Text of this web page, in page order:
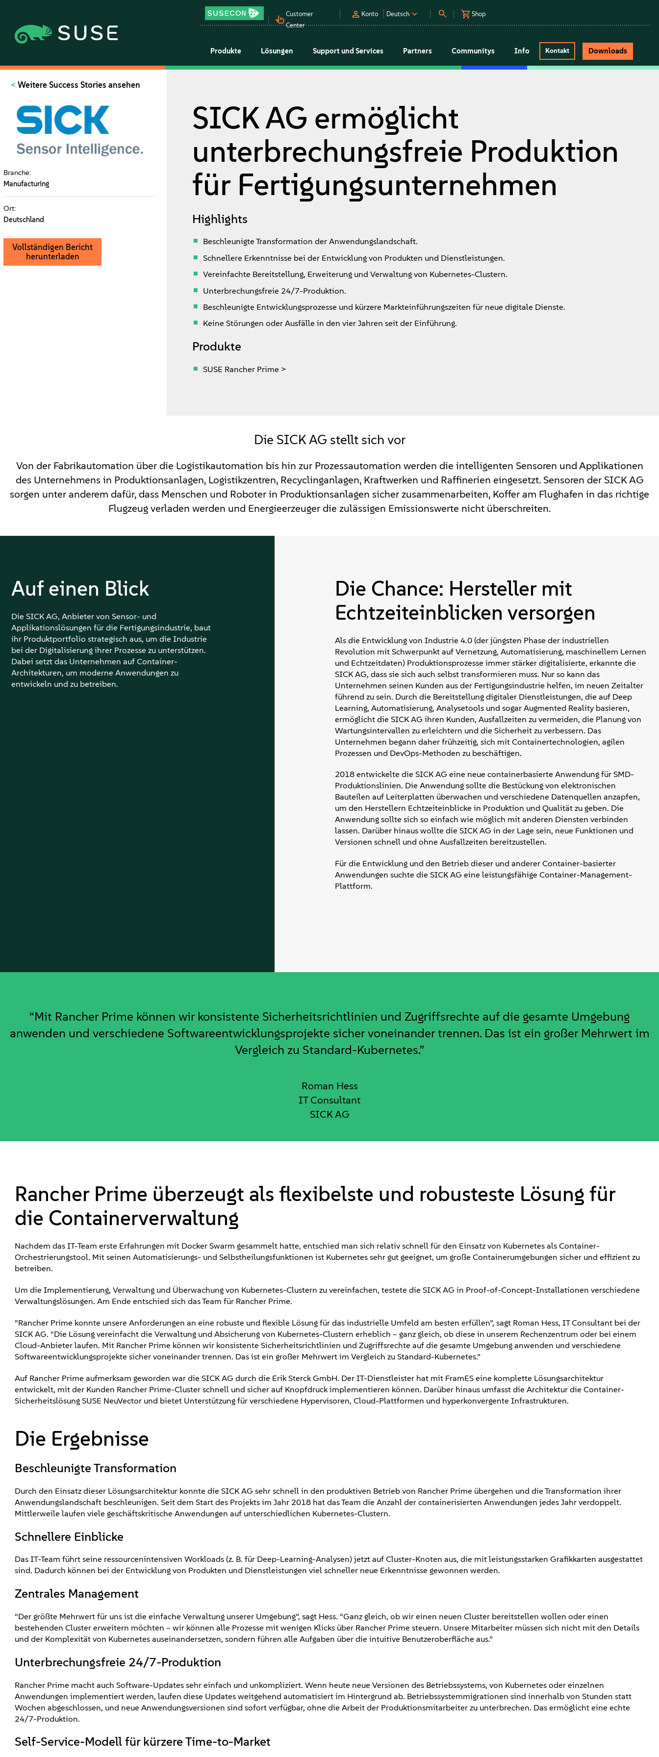
Customer
Center
Konto Deutsch Shop
Produkte Lösungen Support und Services Partners Communitys Info Kontakt Downloads
Weitere Success Stories ansehen
Branche:
Manufacturing
Ort:
Deutschland
Vollständigen Bericht
herunterladen
SICK AG ermöglicht
unterbrechungsfreie Produktion
für Fertigungsunternehmen
Highlights
Beschleunigte Transformation der Anwendungslandschaft.
Schnellere Erkenntnisse bei der Entwicklung von Produkten und Dienstleistungen.
Vereinfachte Bereitstellung, Erweiterung und Verwaltung von Kubernetes-Clustern.
Unterbrechungsfreie 24/7-Produktion.
Beschleunigte Entwicklungsprozesse und kürzere Markteinführungszeiten für neue digitale Dienste.
Keine Störungen oder Ausfälle in den vier Jahren seit der Einführung.
Produkte
SUSE Rancher Prime >
Die SICK AG stellt sich vor
Von der Fabrikautomation über die Logistikautomation bis hin zur Prozessautomation werden die intelligenten Sensoren und Applikationen
des Unternehmens in Produktionsanlagen, Logistikzentren, Recyclinganlagen, Kraftwerken und Raffinerien eingesetzt. Sensoren der SICK AG
sorgen unter anderem dafür, dass Menschen und Roboter in Produktionsanlagen sicher zusammenarbeiten, Koffer am Flughafen in das richtige
Flugzeug verladen werden und Energieerzeuger die zulässigen Emissionswerte nicht überschreiten.
Auf einen Blick
Die SICK AG, Anbieter von Sensor- und
Applikationslösungen für die Fertigungsindustrie, baut
ihr Produktportfolio strategisch aus, um die Industrie
bei der Digitalisierung ihrer Prozesse zu unterstützen.
Dabei setzt das Unternehmen auf Container-
Architekturen, um moderne Anwendungen zu
entwickeln und zu betreiben.
Die Chance: Hersteller mit
Echtzeiteinblicken versorgen
Als die Entwicklung von Industrie 4.0 (der jüngsten Phase der industriellen
Revolution mit Schwerpunkt auf Vernetzung, Automatisierung, maschinellem Lernen
und Echtzeitdaten) Produktionsprozesse immer stärker digitalisierte, erkannte die
SICK AG, dass sie sich auch selbst transformieren muss. Nur so kann das
Unternehmen seinen Kunden aus der Fertigungsindustrie helfen, im neuen Zeitalter
führend zu sein. Durch die Bereitstellung digitaler Dienstleistungen, die auf Deep
Learning, Automatisierung, Analysetools und sogar Augmented Reality basieren,
ermöglicht die SICK AG ihren Kunden, Ausfallzeiten zu vermeiden, die Planung von
Wartungsintervallen zu erleichtern und die Sicherheit zu verbessern. Das
Unternehmen begann daher frühzeitig, sich mit Containertechnologien, agilen
Prozessen und DevOps-Methoden zu beschäftigen.
2018 entwickelte die SICK AG eine neue containerbasierte Anwendung für SMD-
Produktionslinien. Die Anwendung sollte die Bestückung von elektronischen
Bauteilen auf Leiterplatten überwachen und verschiedene Datenquellen anzapfen,
um den Herstellern Echtzeiteinblicke in Produktion und Qualität zu geben. Die
Anwendung sollte sich so einfach wie möglich mit anderen Diensten verbinden
lassen. Darüber hinaus wollte die SICK AG in der Lage sein, neue Funktionen und
Versionen schnell und ohne Ausfallzeiten bereitzustellen.
Für die Entwicklung und den Betrieb dieser und anderer Container-basierter
Anwendungen suchte die SICK AG eine leistungsfähige Container-Management-
Plattform.
“Mit Rancher Prime können wir konsistente Sicherheitsrichtlinien und Zugriffsrechte auf die gesamte Umgebung
anwenden und verschiedene Softwareentwicklungsprojekte sicher voneinander trennen. Das ist ein großer Mehrwert im
Vergleich zu Standard-Kubernetes.”
Roman Hess
IT Consultant
SICK AG
Rancher Prime überzeugt als flexibelste und robusteste Lösung für
die Containerverwaltung
Nachdem das IT-Team erste Erfahrungen mit Docker Swarm gesammelt hatte, entschied man sich relativ schnell für den Einsatz von Kubernetes als Container-
Orchestrierungstool. Mit seinen Automatisierungs- und Selbstheilungsfunktionen ist Kubernetes sehr gut geeignet, um große Containerumgebungen sicher und effizient zu
betreiben.
Um die Implementierung, Verwaltung und Überwachung von Kubernetes-Clustern zu vereinfachen, testete die SICK AG in Proof-of-Concept-Installationen verschiedene
Verwaltungslösungen. Am Ende entschied sich das Team für Rancher Prime.
“Rancher Prime konnte unsere Anforderungen an eine robuste und flexible Lösung für das industrielle Umfeld am besten erfüllen”, sagt Roman Hess, IT Consultant bei der
SICK AG. “Die Lösung vereinfacht die Verwaltung und Absicherung von Kubernetes-Clustern erheblich – ganz gleich, ob diese in unserem Rechenzentrum oder bei einem
Cloud-Anbieter laufen. Mit Rancher Prime können wir konsistente Sicherheitsrichtlinien und Zugriffsrechte auf die gesamte Umgebung anwenden und verschiedene
Softwareentwicklungsprojekte sicher voneinander trennen. Das ist ein großer Mehrwert im Vergleich zu Standard-Kubernetes.”
Auf Rancher Prime aufmerksam geworden war die SICK AG durch die Erik Sterck GmbH. Der IT-Dienstleister hat mit FramES eine komplette Lösungsarchitektur
entwickelt, mit der Kunden Rancher Prime-Cluster schnell und sicher auf Knopfdruck implementieren können. Darüber hinaus umfasst die Architektur die Container-
Sicherheitslösung SUSE NeuVector und bietet Unterstützung für verschiedene Hypervisoren, Cloud-Plattformen und hyperkonvergente Infrastrukturen.
Die Ergebnisse
Beschleunigte Transformation
Durch den Einsatz dieser Lösungsarchitektur konnte die SICK AG sehr schnell in den produktiven Betrieb von Rancher Prime übergehen und die Transformation ihrer
Anwendungslandschaft beschleunigen. Seit dem Start des Projekts im Jahr 2018 hat das Team die Anzahl der containerisierten Anwendungen jedes Jahr verdoppelt.
Mittlerweile laufen viele geschäftskritische Anwendungen auf unterschiedlichen Kubernetes-Clustern.
Schnellere Einblicke
Das IT-Team führt seine ressourcenintensiven Workloads (z. B. für Deep-Learning-Analysen) jetzt auf Cluster-Knoten aus, die mit leistungsstarken Grafikkarten ausgestattet
sind. Dadurch können bei der Entwicklung von Produkten und Dienstleistungen viel schneller neue Erkenntnisse gewonnen werden.
Zentrales Management
“Der größte Mehrwert für uns ist die einfache Verwaltung unserer Umgebung”, sagt Hess. “Ganz gleich, ob wir einen neuen Cluster bereitstellen wollen oder einen
bestehenden Cluster erweitern möchten – wir können alle Prozesse mit wenigen Klicks über Rancher Prime steuern. Unsere Mitarbeiter müssen sich nicht mit den Details
und der Komplexität von Kubernetes auseinandersetzen, sondern führen alle Aufgaben über die intuitive Benutzeroberfläche aus.”
Unterbrechungsfreie 24/7-Produktion
Rancher Prime macht auch Software-Updates sehr einfach und unkompliziert. Wenn heute neue Versionen des Betriebssystems, von Kubernetes oder einzelnen
Anwendungen implementiert werden, laufen diese Updates weitgehend automatisiert im Hintergrund ab. Betriebssystemmigrationen sind innerhalb von Stunden statt
Wochen abgeschlossen, und neue Anwendungsversionen sind sofort verfügbar, ohne die Arbeit der Produktionsmitarbeiter zu unterbrechen. Das ermöglicht eine echte
24/7-Produktion.
Self-Service-Modell für kürzere Time-to-Market